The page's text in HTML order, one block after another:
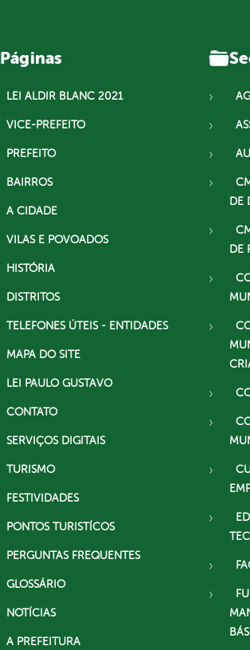
Páginas
LEI ALDIR BLANC 2021
VICE-PREFEITO
PREFEITO
BAIRROS
A CIDADE
VILAS E POVOADOS
HISTÓRIA
DISTRITOS
TELEFONES ÚTEIS - ENTIDADES
MAPA DO SITE
LEI PAULO GUSTAVO
CONTATO
SERVIÇOS DIGITAIS
TURISMO
FESTIVIDADES
PONTOS TURISTÍCOS
PERGUNTAS FREQUENTES
GLOSSÁRIO
NOTÍCIAS
A PREFEITURA
DE
DE